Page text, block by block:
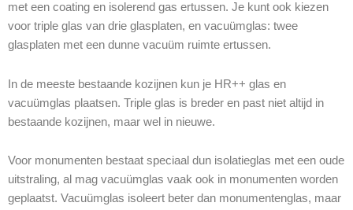
met een coating en isolerend gas ertussen. Je kunt ook kiezen
voor triple glas van drie glasplaten, en vacuümglas: twee
glasplaten met een dunne vacuüm ruimte ertussen.
In de meeste bestaande kozijnen kun je HR++ glas en
vacuümglas plaatsen. Triple glas is breder en past niet altijd in
bestaande kozijnen, maar wel in nieuwe.
Voor monumenten bestaat speciaal dun isolatieglas met een oude
uitstraling, al mag vacuümglas vaak ook in monumenten worden
geplaatst. Vacuümglas isoleert beter dan monumentenglas, maar